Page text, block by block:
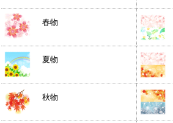
春物
夏物
秋物